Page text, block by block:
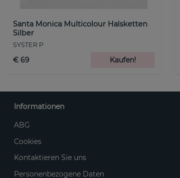
Santa Monica Multicolour Halsketten
Silber
SYSTER P
€ 69 Kaufen!
Informationen
ABG
Cookies
Kontaktieren Sie uns
Personenbezogene Daten